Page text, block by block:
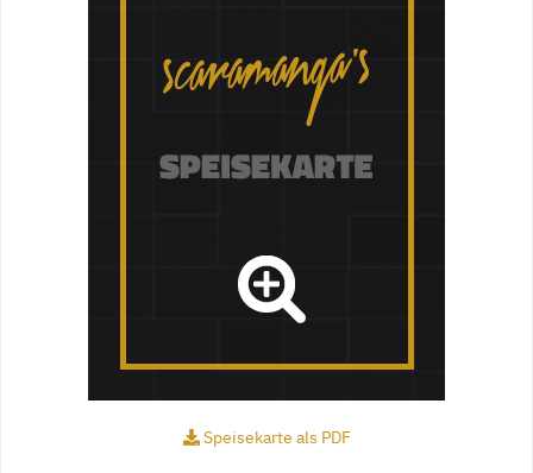
Speisekarte als PDF